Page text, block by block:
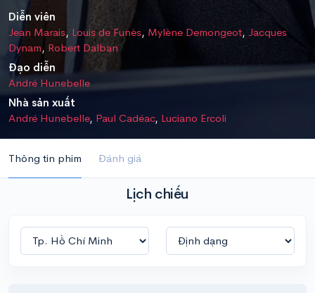
Diễn viên
Jean Marais, Louis de Funès, Mylène Demongeot, Jacques
Dynam, Robert Dalban
Đạo diễn
André Hunebelle
Nhà sản xuất
André Hunebelle, Paul Cadéac, Luciano Ercoli
Thông tin phim Đánh giá
Lịch chiếu